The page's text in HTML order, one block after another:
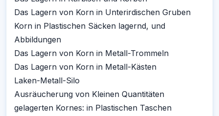
Das Lagern von Korn in Unterirdischen Gruben
Korn in Plastischen Säcken lagernd, und
Abbildungen
Das Lagern von Korn in Metall-Trommeln
Das Lagern von Korn in Metall-Kästen
Laken-Metall-Silo
Ausräucherung von Kleinen Quantitäten
gelagerten Kornes: in Plastischen Taschen